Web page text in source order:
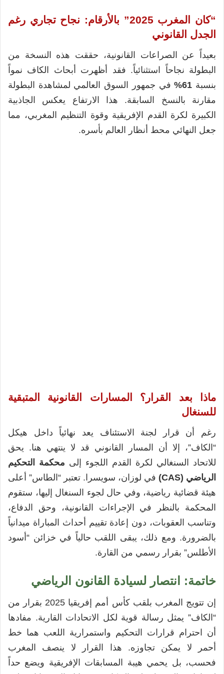
“كان المغرب 2025” بالأرقام: نجاح تجاري رغم
الجدل القانوني
بعيداً عن الصراعات القانونية، حققت هذه النسخة من
البطولة نجاحاً استثنائياً. فقد أظهرت أبحاث الكاف نمواً
بنسبة 61%
في جمهور السوق العالمي لمشاهدة البطولة
مقارنة بالنسخ السابقة. هذا الارتفاع يعكس الجاذبية
الكبيرة لكرة القدم الإفريقية وقوة التنظيم المغربي، مما
جعل النهائي محط أنظار العالم بأسره.
ماذا بعد القرار؟ المسارات القانونية المتبقية
للسنغال
رغم أن قرار لجنة الاستئناف يعد نهائياً داخل هيكل
“الكاف”، إلا أن المسار القانوني قد لا ينتهي هنا. يحق
للاتحاد السنغالي لكرة القدم اللجوء إلى محكمة التحكيم
الرياضي (CAS)
في لوزان، سويسرا. تعتبر “الطاس” أعلى
هيئة قضائية رياضية، وفي حال لجوء السنغال إليها، ستقوم
المحكمة بالنظر في الإجراءات القانونية، وحق الدفاع،
وتناسب العقوبات، دون إعادة تقييم أحداث المباراة ميدانياً
بالضرورة. ومع ذلك، يبقى اللقب حالياً في خزائن “أسود
الأطلس” بقرار رسمي من القارة.
خاتمة: انتصار لسيادة القانون الرياضي
إن تتويج المغرب بلقب كأس أمم إفريقيا 2025 بقرار من
“الكاف” يمثل رسالة قوية لكل الاتحادات القارية. مفادها
أن احترام قرارات التحكيم واستمرارية اللعب هما خط
أحمر لا يمكن تجاوزه. هذا القرار لا ينصف المغرب
فحسب، بل يحمي هيبة المسابقات الإفريقية ويضع حداً